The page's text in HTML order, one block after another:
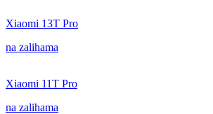
Xiaomi 13T Pro
na zalihama
Xiaomi 11T Pro
na zalihama